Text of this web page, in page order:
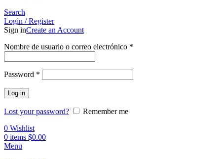
Search
Login / Register
Sign inCreate an Account
Nombre de usuario o correo electrónico *
Password *
Log in
Lost your password?
Remember me
0 Wishlist
0 items $0.00
Menu